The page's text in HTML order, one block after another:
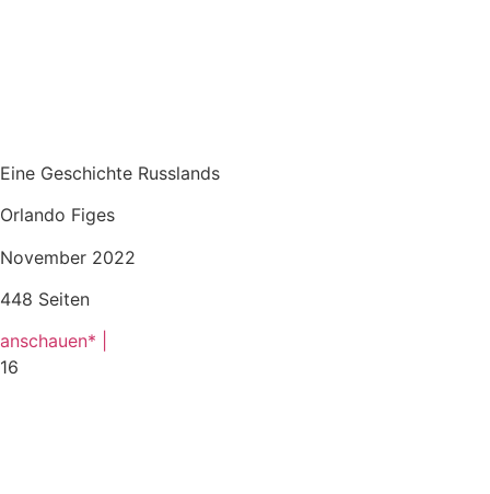
Eine Geschichte Russlands
Orlando Figes
November 2022
448 Seiten
anschauen* |
16